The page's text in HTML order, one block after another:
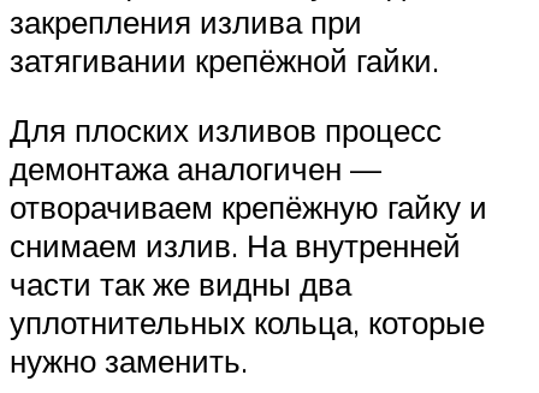
закрепления излива при
затягивании крепёжной гайки.
Для плоских изливов процесс
демонтажа аналогичен —
отворачиваем крепёжную гайку и
снимаем излив. На внутренней
части так же видны два
уплотнительных кольца, которые
нужно заменить.